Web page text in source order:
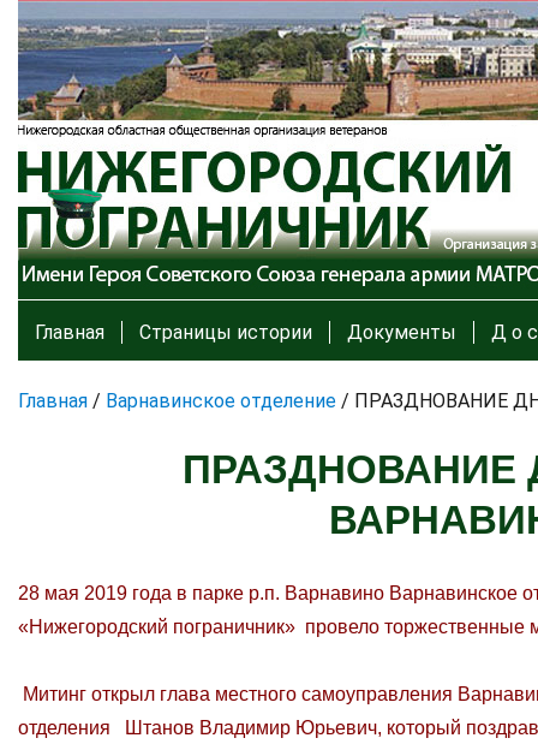
Главная Страницы истории Документы Д о с
Главная / Варнавинское отделение / ПРАЗДНОВАНИЕ
ПРАЗДНОВАНИЕ
28 мая 2019 года в парке р.п. Варнавино Варнавинское
«Нижегородский пограничник» провело
Митинг открыл глава местного самоуправления
отделения Штанов Владимир Юрьевич, который